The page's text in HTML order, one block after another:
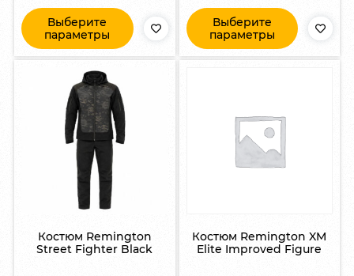
Выберите
параметры
Выберите
параметры
Костюм Remington
Street Fighter Black
Костюм Remington XM
Elite Improved Figure